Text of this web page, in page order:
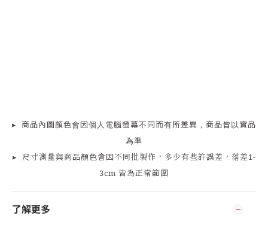
▸ 商品內圖顏色會因個人電腦螢幕不同而有所差異，商品皆以實品
為準
▸ 尺寸測量與商品顏色會因不同批製作，多少有些許誤差，落差1-
3cm 皆為正常範圍
了解更多